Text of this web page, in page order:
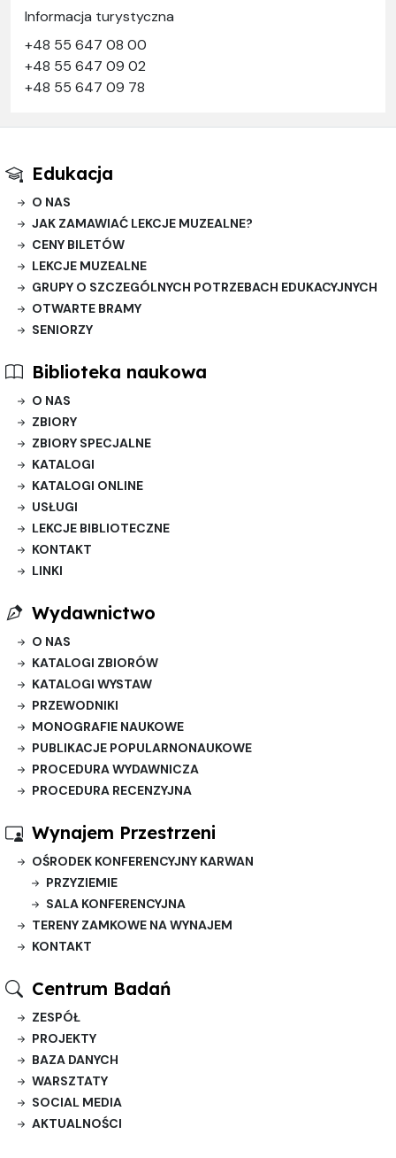
Informacja turystyczna
+48 55 647 08 00
+48 55 647 09 02
+48 55 647 09 78
Edukacja
O NAS
JAK ZAMAWIAĆ LEKCJE MUZEALNE?
CENY BILETÓW
LEKCJE MUZEALNE
GRUPY O SZCZEGÓLNYCH POTRZEBACH EDUKACYJNYCH
OTWARTE BRAMY
SENIORZY
Biblioteka naukowa
O NAS
ZBIORY
ZBIORY SPECJALNE
KATALOGI
KATALOGI ONLINE
USŁUGI
LEKCJE BIBLIOTECZNE
KONTAKT
LINKI
Wydawnictwo
O NAS
KATALOGI ZBIORÓW
KATALOGI WYSTAW
PRZEWODNIKI
MONOGRAFIE NAUKOWE
PUBLIKACJE POPULARNONAUKOWE
PROCEDURA WYDAWNICZA
PROCEDURA RECENZYJNA
Wynajem Przestrzeni
OŚRODEK KONFERENCYJNY KARWAN
PRZYZIEMIE
SALA KONFERENCYJNA
TERENY ZAMKOWE NA WYNAJEM
KONTAKT
Centrum Badań
ZESPÓŁ
PROJEKTY
BAZA DANYCH
WARSZTATY
SOCIAL MEDIA
AKTUALNOŚCI